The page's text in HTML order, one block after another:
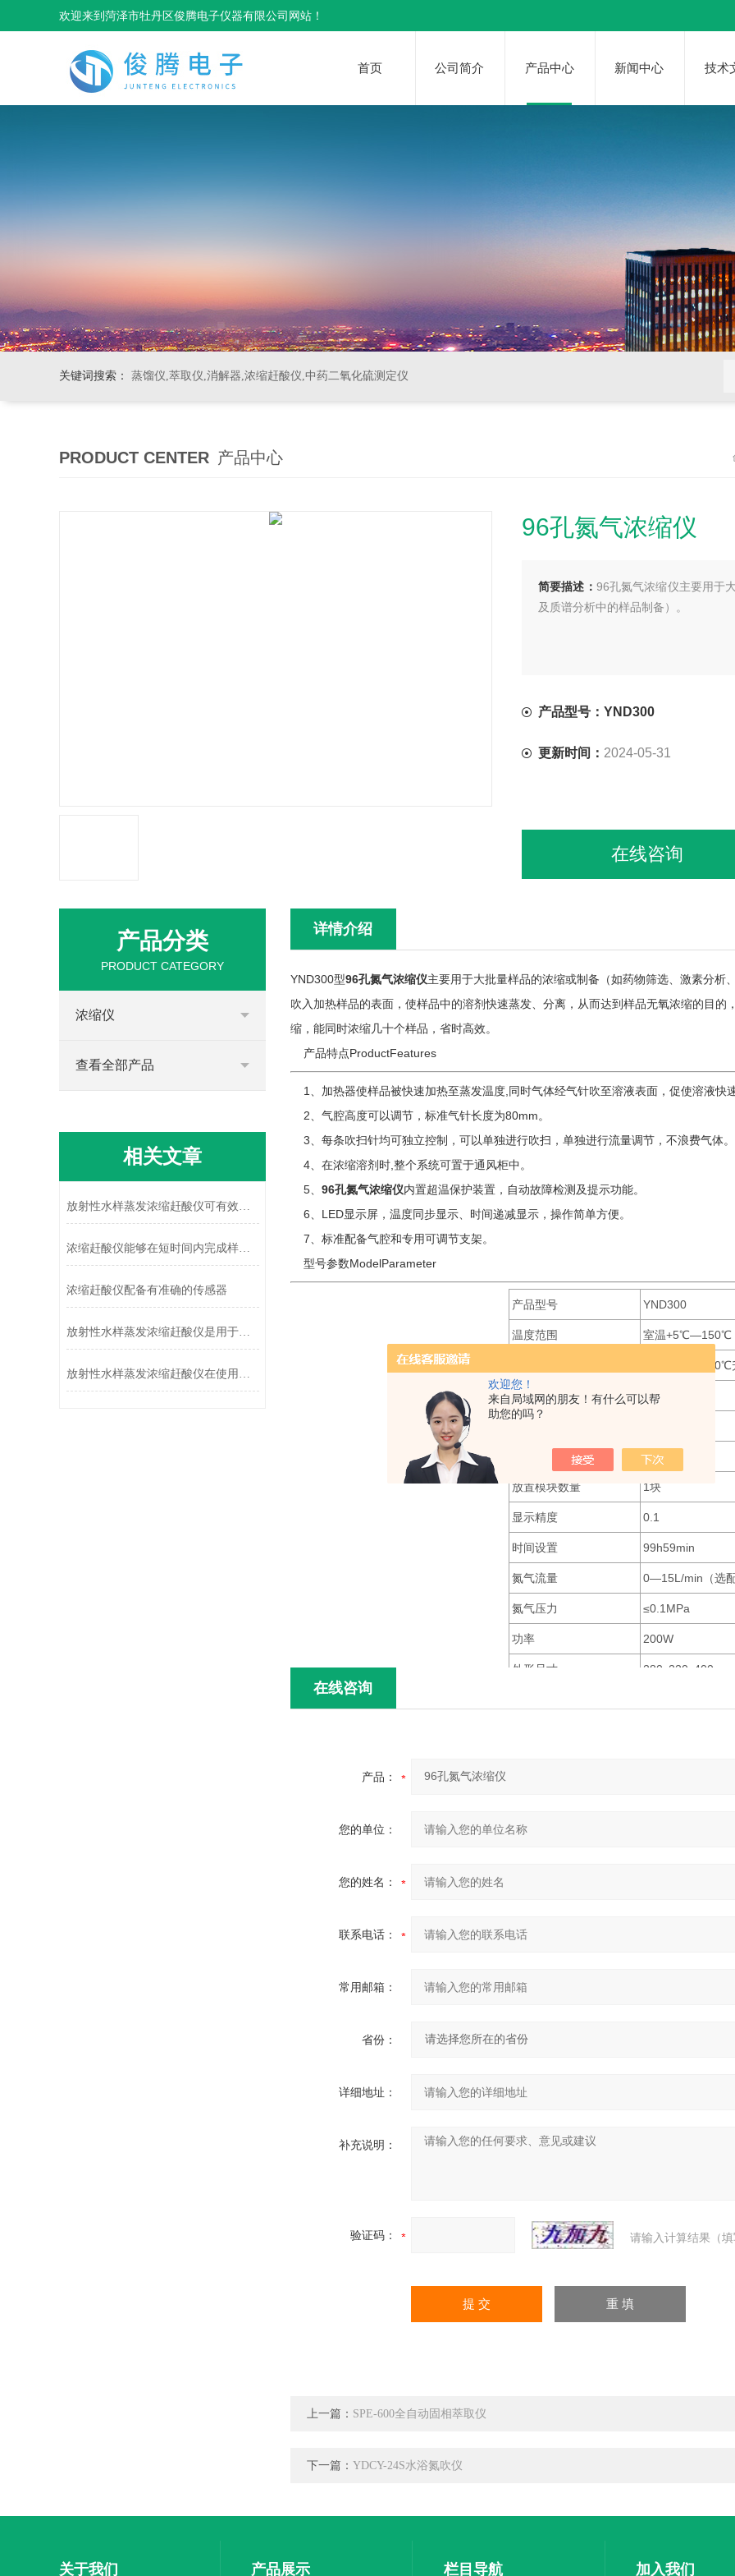
欢迎您！
来自局域网的朋友！有什么可以帮
助您的吗？
欢迎来到菏泽市牡丹区俊腾电子仪器有限公司网站！
首页 公司简介 产品中心 新闻中心 技术
关键词搜索： 蒸馏仪,萃取仪,消解器,浓缩赶酸仪,中药二氧化硫测定仪
PRODUCT CENTER 产品中心
96孔氮气浓缩仪
简要描述： 96孔氮气浓缩仪主要用于
及质谱分析中的样品制备）。
产品型号：YND300
更新时间： 2024-05-31
在线咨询
详情介绍
YND300型96孔氮气浓缩仪主要用于大批量样品的浓缩或制备（如药物筛选、激素分
吹入加热样品的表面，使样品中的溶剂快速蒸发、分离，从而达到样品无氧浓缩的目
缩，能同时浓缩几十个样品，省时高效。
产品特点ProductFeatures
1、加热器使样品被快速加热至蒸发温度,同时气体经气针吹至溶液表面，促使溶液快
2、气腔高度可以调节，标准气针长度为80mm。
3、每条吹扫针均可独立控制，可以单独进行吹扫，单独进行流量调节，不浪费气体。
4、在浓缩溶剂时,整个系统可置于通风柜中。
5、 96孔氮气浓缩仪内置超温保护装置，自动故障检测及提示功能。
6、LED显示屏，温度同步显示、时间递减显示，操作简单方便。
7、标准配备气腔和专用可调节支架。
型号参数ModelParameter
产品型号 YND300
温度范围 室温+5℃—150℃
≤30min （从
温度精度（40~100℃） ±0.5℃
温度稳定性（100℃） ±0.5℃
放置模块数量 1块
显示精度 0.1
时间设置 99h59min
氮气流量 0—15L/min（选配
氮气压力 ≤0.1MPa
功率 200W
外形尺寸 280x220x400 mm
在线咨询
产品：
您的单位：
您的姓名：
联系电话：
常用邮箱：
省份：
详细地址：
补充说明：
验证码： 请输入计算结果（
上一篇： SPE-600全自动固相萃取仪
下一篇： YDCY-24S水浴氮吹仪
产品分类
PRODUCT CATEGORY
浓缩仪
查看全部产品
相关文章
放射性水样蒸发浓缩赶酸仪可有效提升检测结果的可靠性
浓缩赶酸仪能够在短时间内完成样品的快速浓缩操作
浓缩赶酸仪配备有准确的传感器
放射性水样蒸发浓缩赶酸仪是用于处理各种水样的理想设备
放射性水样蒸发浓缩赶酸仪在使用前要先来了解下这些
关于我们 产品展示 栏目导航 加入我们